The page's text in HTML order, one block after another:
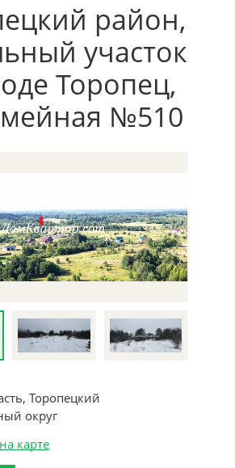
район,
участок
Торопец,
№510
Торопецкий
округ
карте